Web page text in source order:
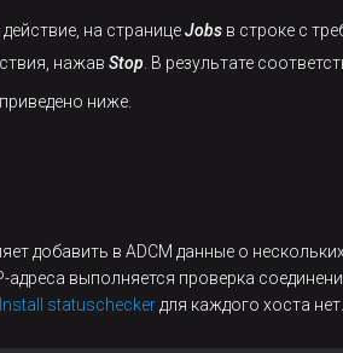
на страницеJobs в строке с
нажав Stop . В результате
ниже.
добавить в ADCM данные о
адреса выполняется проверка
Install statuschecker для каждого хоста нет.